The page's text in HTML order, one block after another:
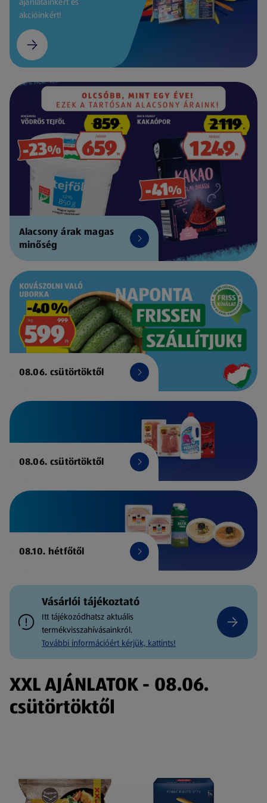
akcióinkért!
Alacsony árak magas
minőség
08.06. csütörtöktől
08.06. csütörtöktől
08.10. hétfőtől
Vásárlói tájékoztató
Itt tájékozódhatsz aktuális
termékvisszahívásainkról.
További információért kérjük, kattints!
XXL AJÁNLATOK - 08.06.
csütörtöktől